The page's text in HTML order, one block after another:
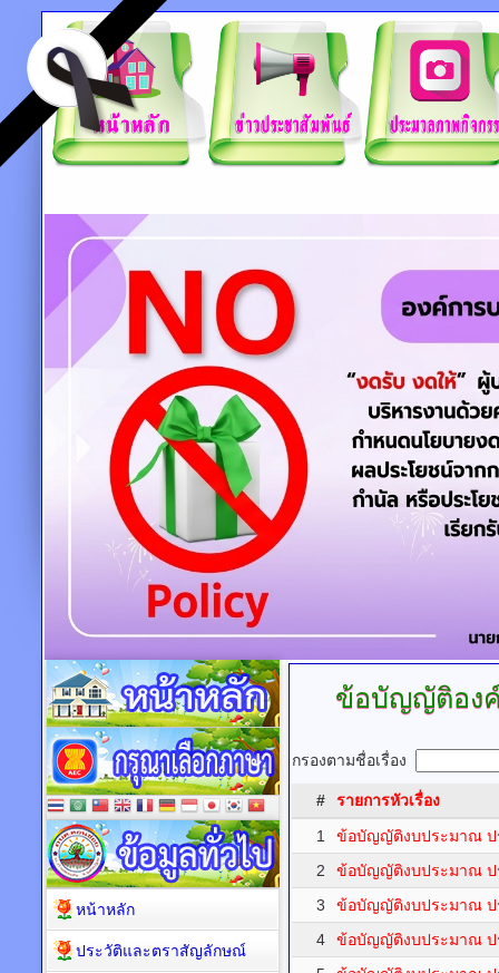
ข้อบัญญัติอง
กรองตามชื่อเรื่อง
#
รายการหัวเรื่อง
1
ข้อบัญญัติงบประมาณ ป
2
ข้อบัญญัติงบประมาณ ป
3
ข้อบัญญัติงบประมาณ ป
4
ข้อบัญญัติงบประมาณ ป
หน้าหลัก
ประวัติและตราสัญลักษณ์